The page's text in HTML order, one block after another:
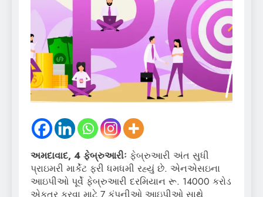
અમદાવાદ, 4 ફેબ્રુઆરીઃ ફેબ્રુઆરી અંત સુધી
પ્રાઇમરી માર્કેટ ફરી ધમધમી રહ્યું છે. એનએસઇના
આઇપીઓ પૂર્વે ફેબ્રુઆરી દરમિયાન રૂ. 14000 કરોડ
એકત્ર કરવા માટે 7 કંપનીઓ આઇપીઓ સાથે